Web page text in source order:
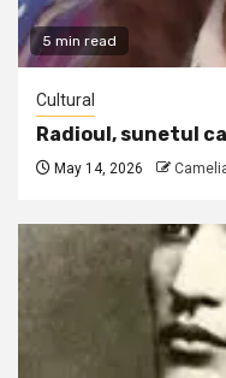
5 min read
Cultural
Radioul, sunetul
May 14, 2026